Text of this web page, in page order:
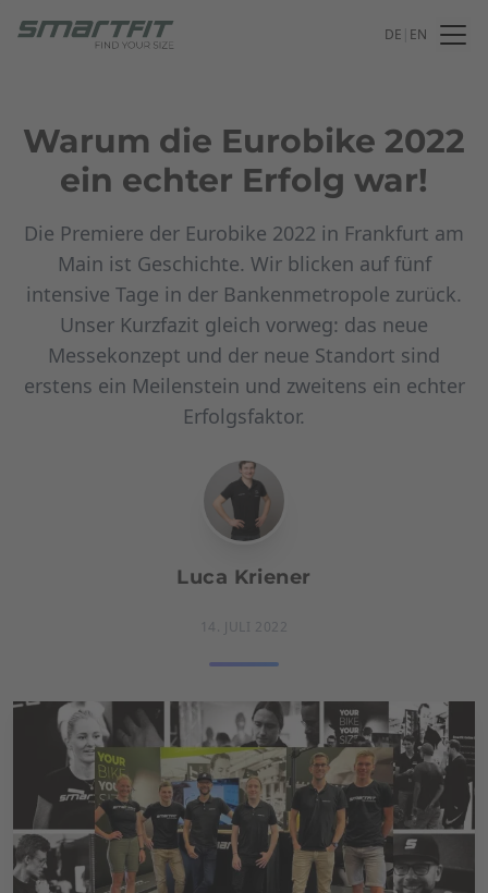
DE EN
Warum die Eurobike 2022
ein echter Erfolg war!
Die Premiere der Eurobike 2022 in Frankfurt am
Main ist Geschichte. Wir blicken auf fünf
intensive Tage in der Bankenmetropole zurück.
Unser Kurzfazit gleich vorweg: das neue
Messekonzept und der neue Standort sind
erstens ein Meilenstein und zweitens ein echter
Erfolgsfaktor.
Luca Kriener
14. JULI 2022